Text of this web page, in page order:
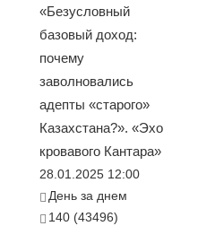
«Безусловный
базовый доход:
почему
заволновались
адепты «старого»
Казахстана?». «Эхо
кровавого Кантара»
28.01.2025 12:00
День за днем
140 (43496)